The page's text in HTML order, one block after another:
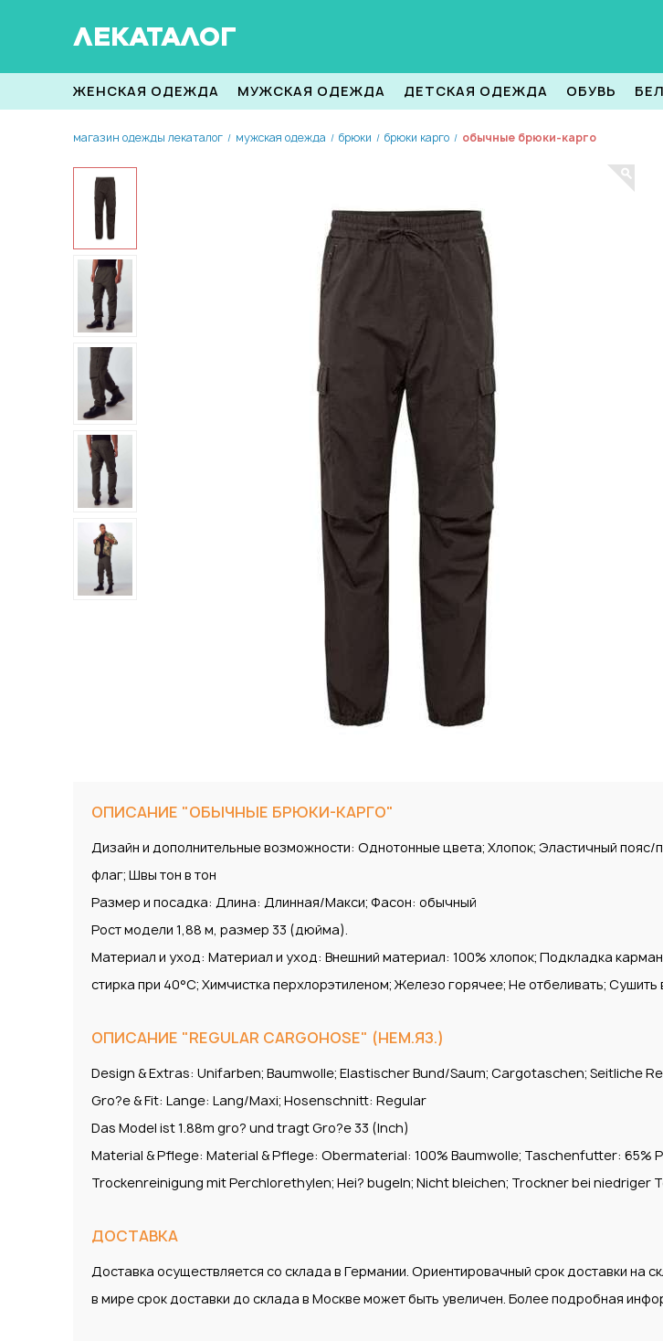
ЛЕКАТАЛОГ
ЖЕНСКАЯ ОДЕЖДА МУЖСКАЯ ОДЕЖДА ДЕТСКАЯ ОДЕЖДА ОБУВЬ
магазин одежды лекаталог / мужская одежда / брюки / брюки карго / обычные брюки-карго
ОПИСАНИЕ "ОБЫЧНЫЕ БРЮКИ-КАРГО"
Дизайн и дополнительные возможности: Однотонные цвета; Хлопок; Эластичный
флаг; Швы тон в тон
Размер и посадка: Длина: Длинная/Макси; Фасон: обычный
Рост модели 1,88 м, размер 33 (дюйма).
Материал и уход: Материал и уход: Внешний материал: 100% хлопок; Подкладка
стирка при 40°С; Химчистка перхлорэтиленом; Железо горячее; Не отбеливать;
ОПИСАНИЕ "REGULAR CARGOHOSE" (НЕМ.ЯЗ.)
Design & Extras: Unifarben; Baumwolle; Elastischer Bund/Saum; Cargotaschen; Seitliche
Gro?e & Fit: Lange: Lang/Maxi; Hosenschnitt: Regular
Das Model ist 1.88m gro? und tragt Gro?e 33 (Inch)
Material & Pflege: Material & Pflege: Obermaterial: 100% Baumwolle; Taschenfutter: 65%
Trockenreinigung mit Perchlorethylen; Hei? bugeln; Nicht bleichen; Trockner bei niedriger
ДОСТАВКА
Доставка осуществляется со склада в Германии. Ориентировачный срок доставки на
в мире срок доставки до склада в Москве может быть увеличен. Более подробная